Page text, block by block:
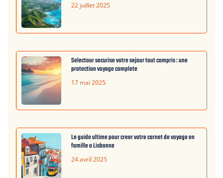
22 juillet 2025
Selectour securise votre sejour tout compris : une
protection voyage complete
17 mai 2025
Le guide ultime pour creer votre carnet de voyage en
famille a Lisbonne
24 avril 2025